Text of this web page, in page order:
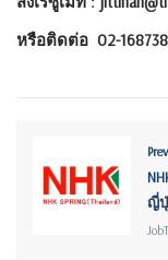
หรือติดต่อ 02-
ญี่ปุ่